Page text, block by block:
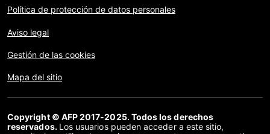
Política de protección de datos personales
Aviso legal
Gestión de las cookies
Mapa del sitio
Copyright © AFP 2017-2025. Todos los derechos
reservados. Los usuarios pueden acceder a este sitio,